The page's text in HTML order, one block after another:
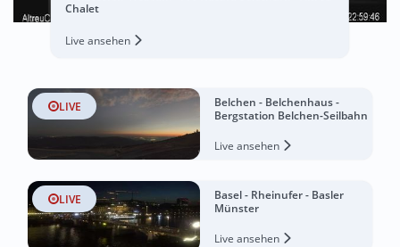
Chalet
Live ansehen
LIVE
Belchen - Belchenhaus -
Bergstation Belchen-Seilbahn
Live ansehen
LIVE
Basel - Rheinufer - Basler
Münster
Live ansehen